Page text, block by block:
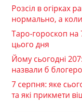
Розсіл в огірках
нормально, а
Таро-гороскоп на
цього дня
Йому сьогодні
назвали б
7 серпня: яке
та які прикмети